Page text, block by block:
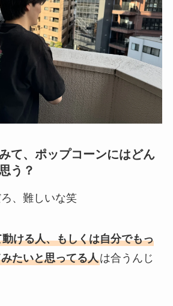
て、ポップコーンにはどん
う？
、難しいな笑
ける人、もしくは自分でもっ
たいと思ってる人は合うんじ